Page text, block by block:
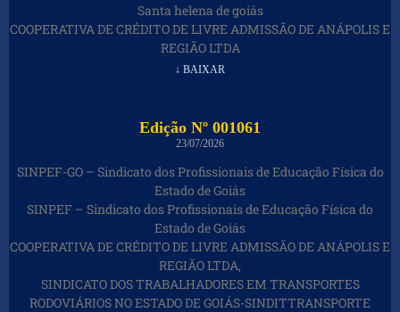
Santa helena de goiás
COOPERATIVA DE CRÉDITO DE LIVRE ADMISSÃO DE ANÁPOLIS E
REGIÃO LTDA
↓ BAIXAR
Edição Nº 001061
23/07/2026
SINPEF-GO – Sindicato dos Profissionais de Educação Física do
Estado de Goiás
SINPEF – Sindicato dos Profissionais de Educação Física do
Estado de Goiás
COOPERATIVA DE CRÉDITO DE LIVRE ADMISSÃO DE ANÁPOLIS E
REGIÃO LTDA,
SINDICATO DOS TRABALHADORES EM TRANSPORTES
RODOVIÁRIOS NO ESTADO DE GOIÁS-SINDITTRANSPORTE